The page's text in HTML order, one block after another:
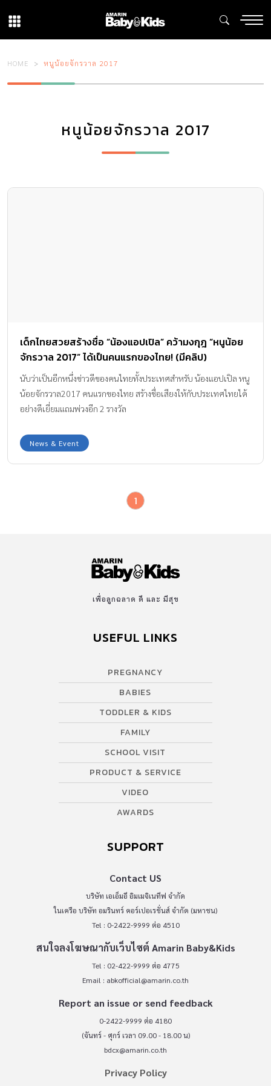
HOME หนูน้อยจักรวาล 2017
หนูน้อยจักรวาล 2017
เด็กไทยสวยสร้างชื่อ “น้องแอปเปิล” คว้ามงกุฎ “หนูน้อย
จักรวาล 2017” ได้เป็นคนแรกของไทย! (มีคลิป)
นับว่าเป็นอีกหนึ่งข่าวดีของคนไทยทั้งประเทศสำหรับ น้องแอปเปิล หนู
น้อยจักรวาล2017 คนแรกของไทย สร้างชื่อเสียงให้กับประเทศไทยได้
อย่างดีเยี่ยมแถมพ่วงอีก 2 รางวัล
News & Event
1
เพื่อลูกฉลาด ดี และ มีสุข
USEFUL LINKS
PREGNANCY
BABIES
TODDLER & KIDS
FAMILY
SCHOOL VISIT
PRODUCT & SERVICE
VIDEO
AWARDS
SUPPORT
Contact US
บริษัท เอเอ็มอี อิมเมจิเนทีฟ จำกัด
ในเครือ บริษัท อมรินทร์ คอร์เปอเรชั่นส์ จำกัด (มหาชน)
Tel : 0-2422-9999 ต่อ 4510
สนใจลงโฆษณากับเว็บไซต์ Amarin Baby&Kids
Tel : 02-422-9999 ต่อ 4775
Email : abkofficial@amarin.co.th
Report an issue or send feedback
0-2422-9999 ต่อ 4180
(จันทร์ - ศุกร์ เวลา 09.00 - 18.00 น)
bdcx@amarin.co.th
Privacy Policy